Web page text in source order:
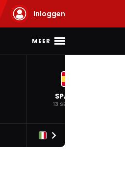
Inloggen
MEER
SPANJE
13 SEP. 2026